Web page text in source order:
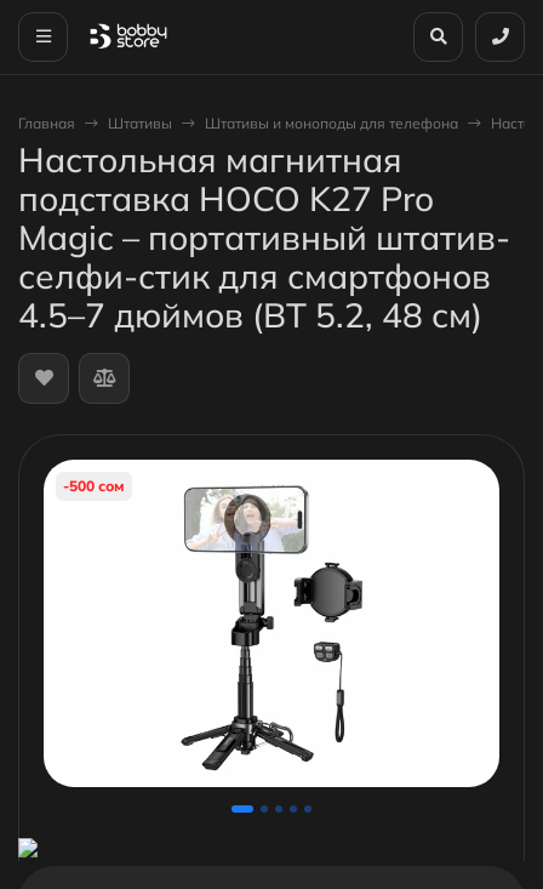
Главная Штативы Штативы и моноподы для телефона
Настольная магнитная
подставка HOCO K27 Pro
Magic – портативный штатив-
селфи-стик для смартфонов
4.5–7 дюймов (BT 5.2, 48 см)
-500 сом